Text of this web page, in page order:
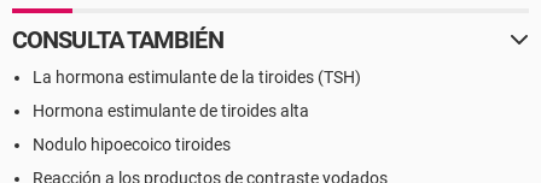
CONSULTA TAMBIÉN
La hormona estimulante de la tiroides (TSH)
Hormona estimulante de tiroides alta
Nodulo hipoecoico tiroides
Reacción a los productos de contraste yodados